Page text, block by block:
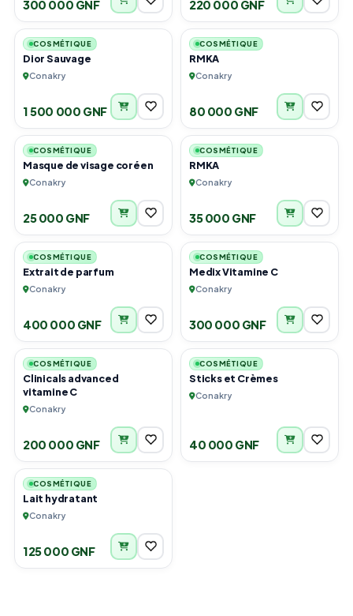
300 000 GNF 220 000 GNF
1
COSMÉTIQUE
Dior Sauvage
Conakry
1 500 000 GNF
1
COSMÉTIQUE
RMKA
Conakry
80 000 GNF
6
COSMÉTIQUE
Masque de visage coréen
Conakry
25 000 GNF
6
COSMÉTIQUE
RMKA
Conakry
35 000 GNF
4
COSMÉTIQUE
Extrait de parfum
Conakry
400 000 GNF
2
COSMÉTIQUE
Medix Vitamine C
Conakry
300 000 GNF
3
COSMÉTIQUE
Clinicals advanced
vitamine C
Conakry
200 000 GNF
6
COSMÉTIQUE
Sticks et Crèmes
Conakry
40 000 GNF
3
COSMÉTIQUE
Lait hydratant
Conakry
125 000 GNF